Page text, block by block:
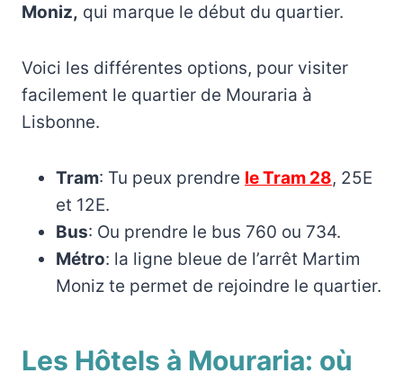
Moniz, qui marque le début du quartier.
Voici les différentes options, pour visiter
facilement le quartier de Mouraria à
Lisbonne.
Tram: Tu peux prendre le Tram 28, 25E
et 12E.
Bus: Ou prendre le bus 760 ou 734.
Métro: la ligne bleue de l’arrêt Martim
Moniz te permet de rejoindre le quartier.
Les Hôtels à Mouraria: où